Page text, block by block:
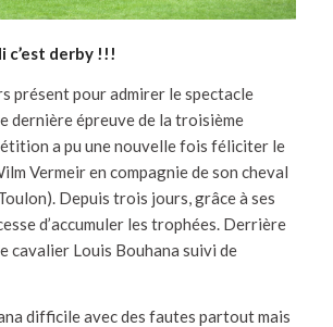
c’est derby !!!
présent pour admirer le spectacle
dernière épreuve de la troisième
a pu une nouvelle fois féliciter le
Vermeir en compagnie de son cheval
Depuis trois jours, grâce à ses
d’accumuler les trophées. Derrière
cavalier Louis Bouhana suivi de
difficile avec des fautes partout mais